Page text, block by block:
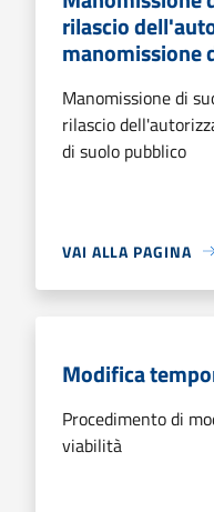
rilascio
manomissione
Manomissione di
rilascio
di suolo pubblico
VAI ALLA PAGINA
Modifica
Procedimento di
viabilità